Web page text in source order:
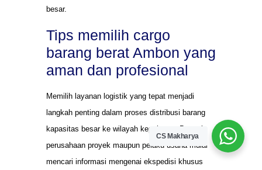
besar.
Tips memilih cargo
barang berat Ambon yang
aman dan profesional
Memilih layanan logistik yang tepat menjadi
langkah penting dalam proses distribusi barang
kapasitas besar ke wilayah kepulauan. Banyak
perusahaan proyek maupun pelaku usaha mulai
mencari informasi mengenai ekspedisi khusus
CS Makharya